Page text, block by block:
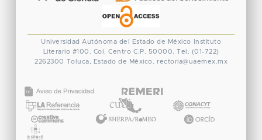
Universidad Autónoma del Estado de México
Instituto
Literario #100. Col. Centro C.P. 50000. Tel. (01-722)
2262300 Toluca, Estado de México. rectoria@uaemex.mx